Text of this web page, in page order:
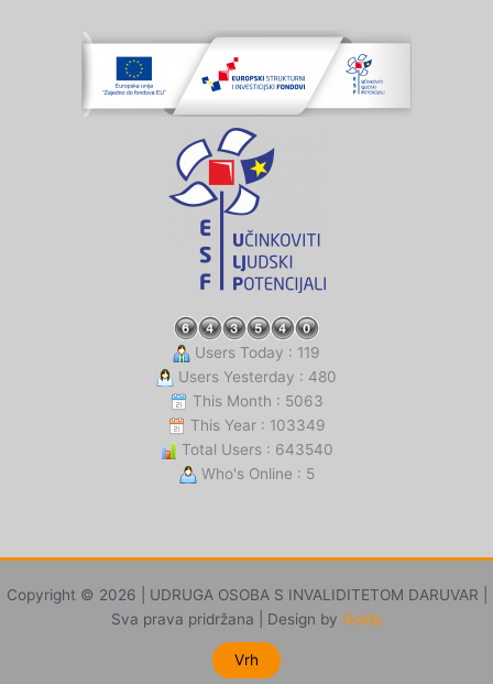
Users Today : 119
Users Yesterday : 480
This Month : 5063
This Year : 103349
Total Users : 643540
Who's Online : 5
Copyright © 2026 | UDRUGA OSOBA S INVALIDITETOM DARUVAR |
Sva prava pridržana | Design by Goldy
Vrh